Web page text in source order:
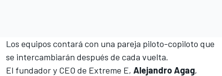
Los equipos contará con una pareja piloto-copiloto que
se intercambiarán después de cada vuelta.
El fundador y CEO de Extreme E, Alejandro Agag,